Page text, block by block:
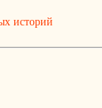
историй